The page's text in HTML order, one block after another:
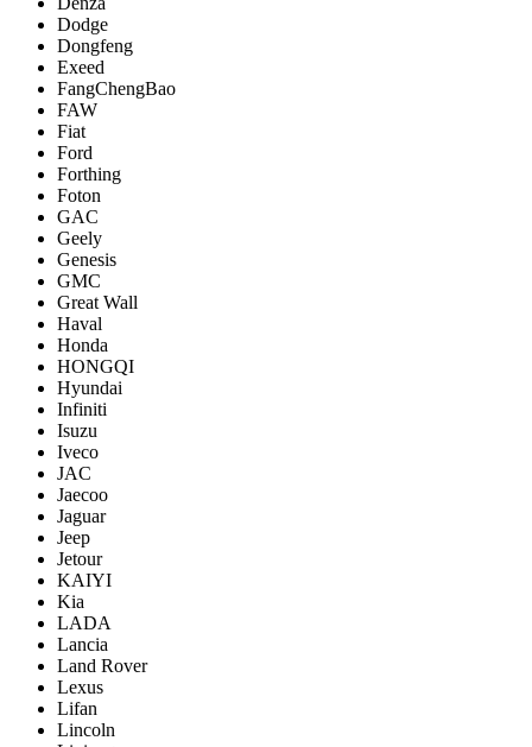
Dodge
Dongfeng
Exeed
FangChengBao
FAW
Fiat
Ford
Forthing
Foton
GAC
Geely
Genesis
GMC
Great Wall
Haval
Honda
HONGQI
Hyundai
Infiniti
Isuzu
Iveco
JAC
Jaecoo
Jaguar
Jeep
Jetour
KAIYI
Kia
LADA
Lancia
Land Rover
Lexus
Lifan
Lincoln